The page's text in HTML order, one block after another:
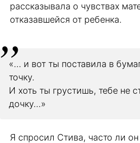
рассказывала о чувствах
отказавшейся от ребенка.
«… и вот ты поставила в
точку.
И хоть ты грустишь, тебе не
дочку…»
Я спросил Стива, часто ли